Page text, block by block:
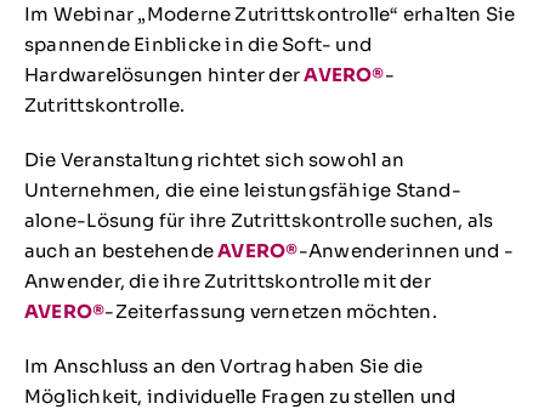
Im Webinar „Moderne Zutrittskontrolle“ erhalten Sie
spannende Einblicke in die Soft- und
Hardwarelösungen hinter derAVERO®-
Zutrittskontrolle.
Die Veranstaltung richtet sich sowohl an
Unternehmen, die eine leistungsfähige Stand-
alone-Lösung für ihre Zutrittskontrolle suchen, als
auch an bestehendeAVERO®-Anwenderinnen und -
Anwender, die ihre Zutrittskontrolle mit der
AVERO®-Zeiterfassung vernetzen möchten.
Im Anschluss an den Vortrag haben Sie die
Möglichkeit, individuelle Fragen zu stellen und